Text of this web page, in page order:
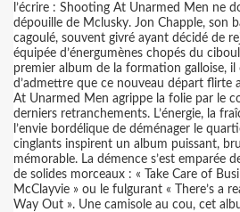
l’écrire : Shooting At Unarmed Men ne
dépouille de Mclusky. Jon Chapple, son
cagoulé, souvent givré ayant décidé de
équipée d’énergumènes chopés du
premier album de la formation galloise, il
d’admettre que ce nouveau départ flirte
At Unarmed Men agrippe la folie par le
derniers retranchements. L’énergie, la
l’envie bordélique de déménager le
cinglants inspirent un album puissant,
mémorable. La démence s’est emparée
de solides morceaux : « Take Care of
McClayvie » ou le fulgurant « There’s a
Way Out ». Une camisole au cou, cet